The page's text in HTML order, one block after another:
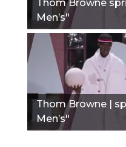
Thom Browne
Men’s"
Thom Browne |
Men’s"